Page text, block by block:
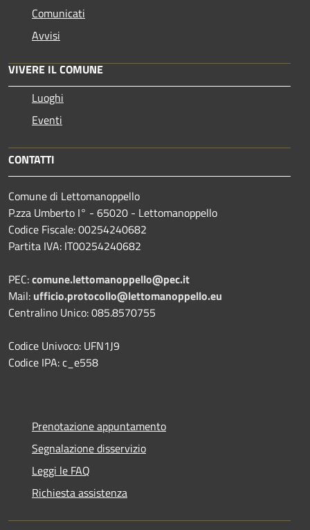
Comunicati
Avvisi
VIVERE IL COMUNE
Luoghi
Eventi
CONTATTI
Comune di Lettomanoppello
P.zza Umberto I° - 65020 - Lettomanoppello
Codice Fiscale: 00254240682
Partita IVA: IT00254240682
PEC:comune.lettomanoppello@pec.it
Mail: ufficio.protocollo@lettomanoppello.eu
Centralino Unico: 085.8570755
Codice Univoco: UFN1J9
Codice IPA: c_e558
Prenotazione appuntamento
Segnalazione disservizio
Leggi le FAQ
Richiesta assistenza